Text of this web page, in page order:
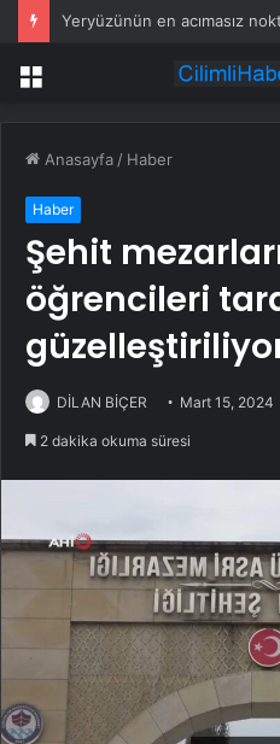
Menü
Anasayfa / Haber
Haber
Şehit
öğrencileri
DİLAN BİÇER Mart 15, 2024
2 dakika okuma süresi